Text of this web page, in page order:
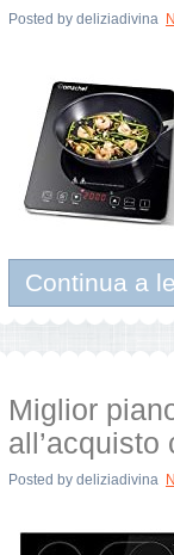
Posted by deliziadivina
Continua a
Miglior
all’acquisto
Posted by deliziadivina